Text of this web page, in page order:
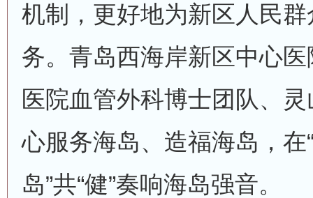
机制，更好地为新区人民
务。青岛西海岸新区中心
医院血管外科博士团队、
心服务海岛、造福海岛，在
岛”共“健”奏响海岛强音。